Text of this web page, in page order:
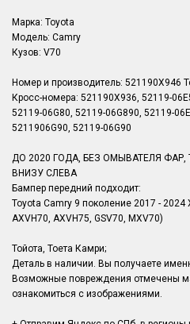
Марка: Toyota
Модель: Camry
Кузов: V70
Номер и производитель: 521190X946
Кросс-номера: 521190X936, 52119-
52119-06G80, 52119-06G890, 52119-
5211906G90, 52119-06G90
ДО 2020 ГОДА, БЕЗ ОМЫВАТЕЛЯ
ВНИЗУ СЛЕВА
Бампер передний подходит:
Toyota Camry 9 поколение 2017 - 2024
AXVH70, AXVH75, GSV70, MXV70)
Тойота, Тоета Камри;
Деталь в наличии. Вы получаете
Возможные повреждения отмечены
ознакомиться с изображениями.